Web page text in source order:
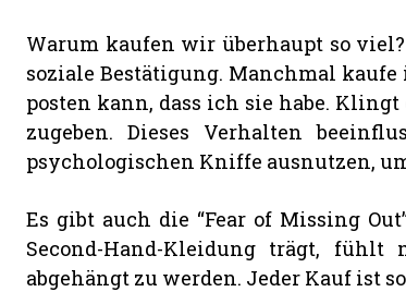
Warum kaufen wir überhaupt so
soziale Bestätigung. Manchmal
posten kann, dass ich sie habe.
zugeben. Dieses Verhalten
psychologischen Kniffe ausnutzen,
Es gibt auch die “Fear of Missing
Second-Hand-Kleidung trägt,
abgehängt zu werden. Jeder Kauf ist